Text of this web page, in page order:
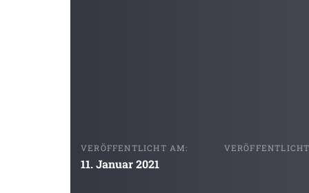
VERÖFFENTLICHT AM:
11. Januar 2021